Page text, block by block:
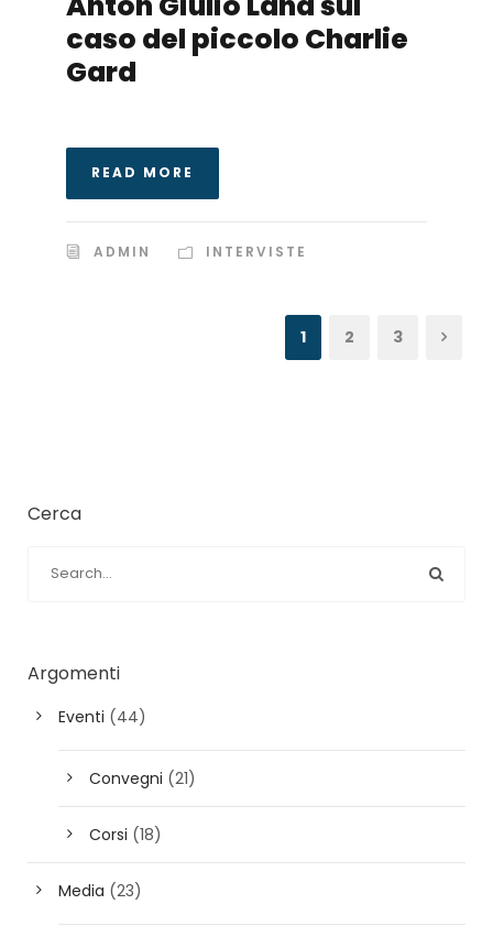
caso del piccolo Charlie
Gard
READ MORE
ADMIN INTERVISTE
1 2 3
Cerca
Argomenti
Eventi (44)
Convegni (21)
Corsi (18)
Media (23)